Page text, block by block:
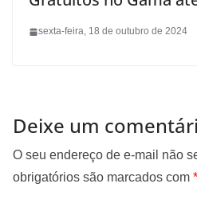
sexta-feira, 18 de outubro de 2024
Deixe um
O seu endereço de e-mail não
obrigatórios são marcados com *